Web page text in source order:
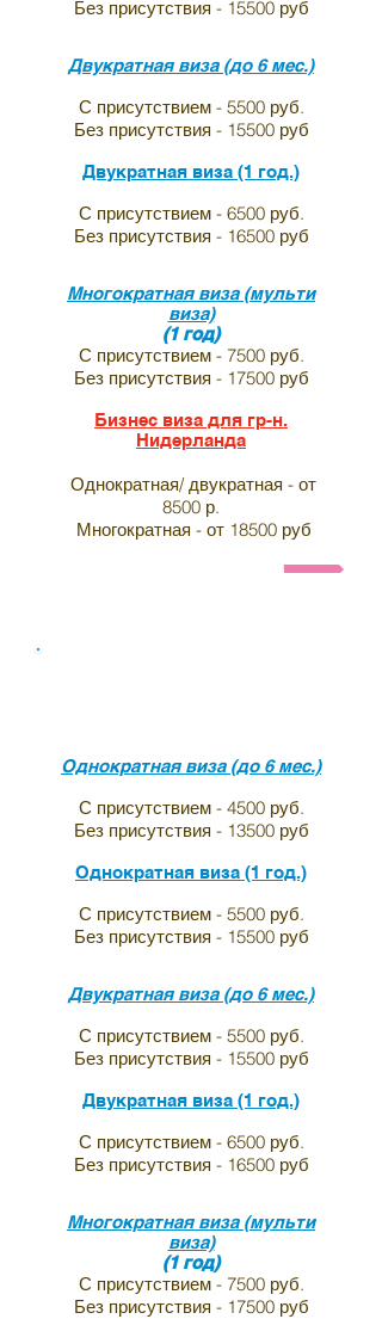
Без присутствия - 15500 руб
Двукратная виза (до 6 мес.)
С присутствием - 5500 руб.
Без присутствия - 15500 руб
Двукратная виза (1 год.)
С присутствием - 6500 руб.
Без присутствия - 16500 руб
Многократная виза (мульти
виза)
(1 год)
С присутствием - 7500 руб.
Без присутствия - 17500 руб
Бизнес виза для гр-н.
Нидерланда
Однократная/ двукратная - от
8500 р.
Многократная - от 18500 руб
Анкета и список необходимых
Однократная виза (до 6 мес.)
С присутствием - 4500 руб.
Без присутствия - 13500 руб
Однократная виза (1 год.)
С присутствием - 5500 руб.
Без присутствия - 15500 руб
Двукратная виза (до 6 мес.)
С присутствием - 5500 руб.
Без присутствия - 15500 руб
Двукратная виза (1 год.)
С присутствием - 6500 руб.
Без присутствия - 16500 руб
Многократная виза (мульти
виза)
(1 год)
С присутствием - 7500 руб.
Без присутствия - 17500 руб